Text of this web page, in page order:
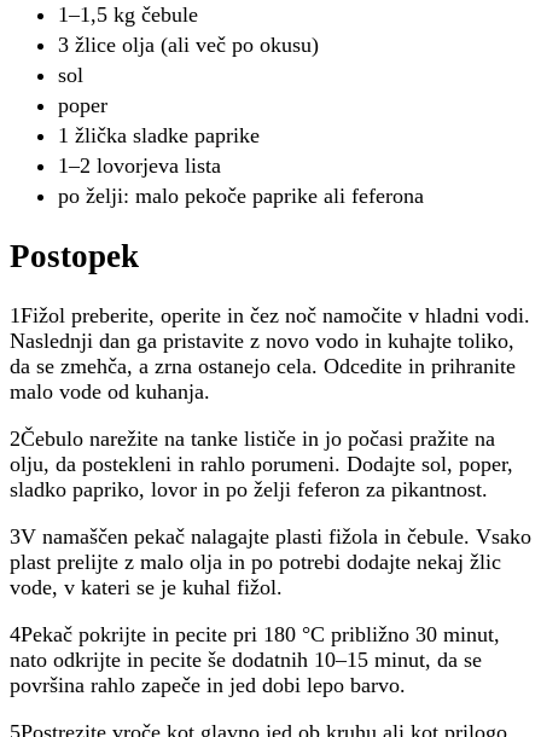
1–1,5 kg čebule
3 žlice olja (ali več po okusu)
sol
poper
1 žlička sladke paprike
1–2 lovorjeva lista
po želji: malo pekoče paprike ali feferona
Postopek
1Fižol preberite, operite in čez noč namočite v hladni vodi.
Naslednji dan ga pristavite z novo vodo in kuhajte toliko,
da se zmehča, a zrna ostanejo cela. Odcedite in prihranite
malo vode od kuhanja.
2Čebulo narežite na tanke lističe in jo počasi pražite na
olju, da postekleni in rahlo porumeni. Dodajte sol, poper,
sladko papriko, lovor in po želji feferon za pikantnost.
3V namaščen pekač nalagajte plasti fižola in čebule. Vsako
plast prelijte z malo olja in po potrebi dodajte nekaj žlic
vode, v kateri se je kuhal fižol.
4Pekač pokrijte in pecite pri 180 °C približno 30 minut,
nato odkrijte in pecite še dodatnih 10–15 minut, da se
površina rahlo zapeče in jed dobi lepo barvo.
5Postrezite vroče kot glavno jed ob kruhu ali kot prilogo